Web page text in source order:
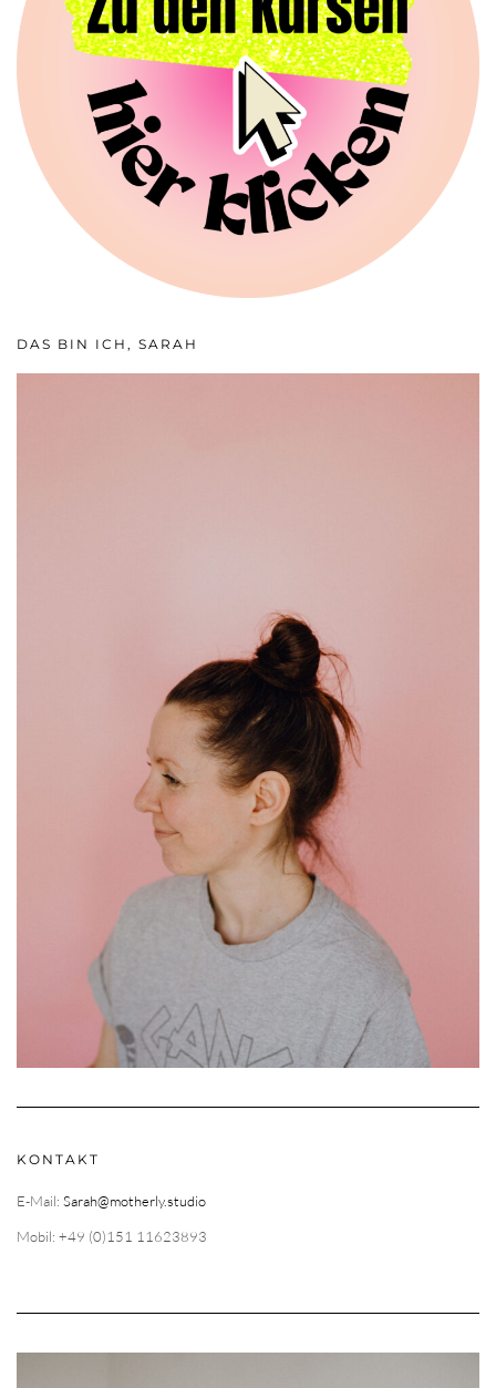
DAS BIN ICH, SARAH
KONTAKT
E-Mail: Sarah@motherly.studio
Mobil: +49 (0)151 11623893